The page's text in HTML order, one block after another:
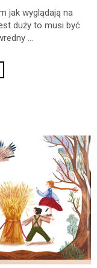
jak wyglądają na
duży to musi być
...